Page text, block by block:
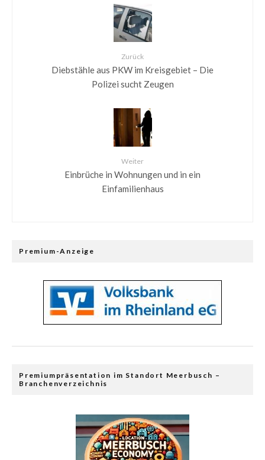
Zurück
Diebstähle aus PKW im Kreisgebiet – Die
Polizei sucht Zeugen
Weiter
Einbrüche in Wohnungen und in ein
Einfamilienhaus
Premium-Anzeige
Premiumpräsentation im Standort Meerbusch –
Branchenverzeichnis